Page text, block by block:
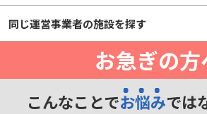
同じ運営事業者の施設を探す
お急ぎの方
こんなことでお悩みでは